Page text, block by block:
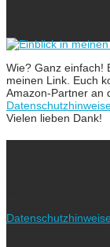
Wie? Ganz einfach!
meinen Link. Euch
Amazon-Partner an
Vielen lieben Dank!
Datenschutzhinweise